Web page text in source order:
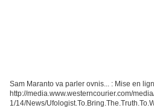
Sam Maranto va parler ovnis... : Mise en
http://media.www.westerncourier.com/
1/14/News/